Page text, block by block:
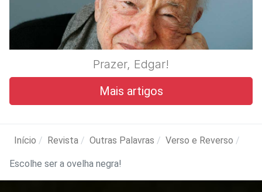
Prazer, Edgar!
Mais artigos
Início Revista Outras Palavras Verso e Reverso
Escolhe ser a ovelha negra!